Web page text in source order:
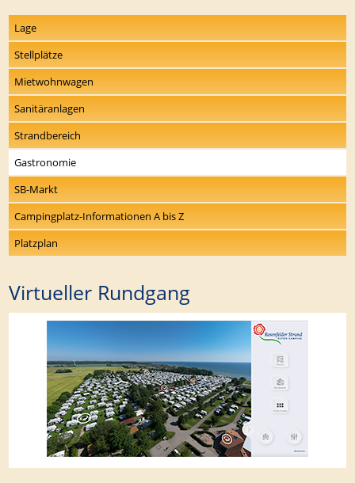
Lage
Stellplätze
Mietwohnwagen
Sanitäranlagen
Strandbereich
Gastronomie
SB-Markt
Campingplatz-Informationen A bis Z
Platzplan
Virtueller Rundgang